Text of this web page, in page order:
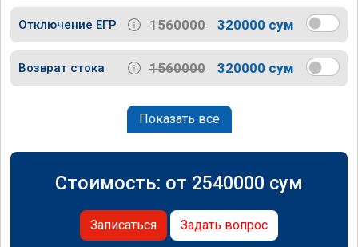
Отключение ЕГР 1560000 320000 сум
Возврат стока 1560000 320000 сум
Показать все
Стоимость: от 2540000 сум
Записаться Задать вопрос